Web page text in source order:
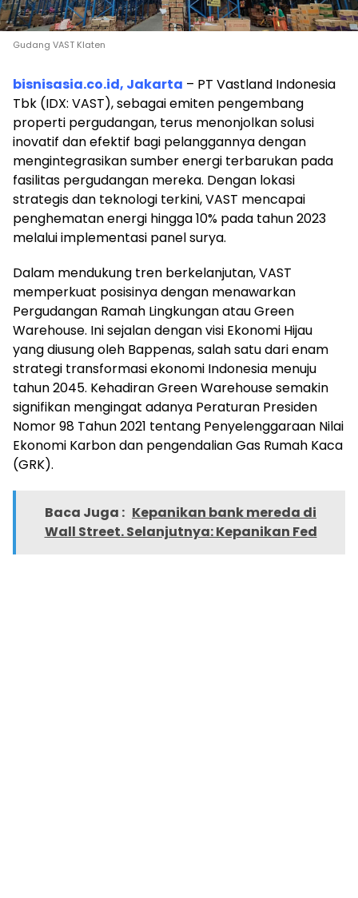
Gudang VAST Klaten
bisnisasia.co.id, Jakarta – PT Vastland Indonesia
Tbk (IDX: VAST), sebagai emiten pengembang
properti pergudangan, terus menonjolkan solusi
inovatif dan efektif bagi pelanggannya dengan
mengintegrasikan sumber energi terbarukan pada
fasilitas pergudangan mereka. Dengan lokasi
strategis dan teknologi terkini, VAST mencapai
penghematan energi hingga 10% pada tahun 2023
melalui implementasi panel surya.
Dalam mendukung tren berkelanjutan, VAST
memperkuat posisinya dengan menawarkan
Pergudangan Ramah Lingkungan atau Green
Warehouse. Ini sejalan dengan visi Ekonomi Hijau
yang diusung oleh Bappenas, salah satu dari enam
strategi transformasi ekonomi Indonesia menuju
tahun 2045. Kehadiran Green Warehouse semakin
signifikan mengingat adanya Peraturan Presiden
Nomor 98 Tahun 2021 tentang Penyelenggaraan Nilai
Ekonomi Karbon dan pengendalian Gas Rumah Kaca
(GRK).
Baca Juga : Kepanikan bank mereda di
Wall Street. Selanjutnya: Kepanikan Fed